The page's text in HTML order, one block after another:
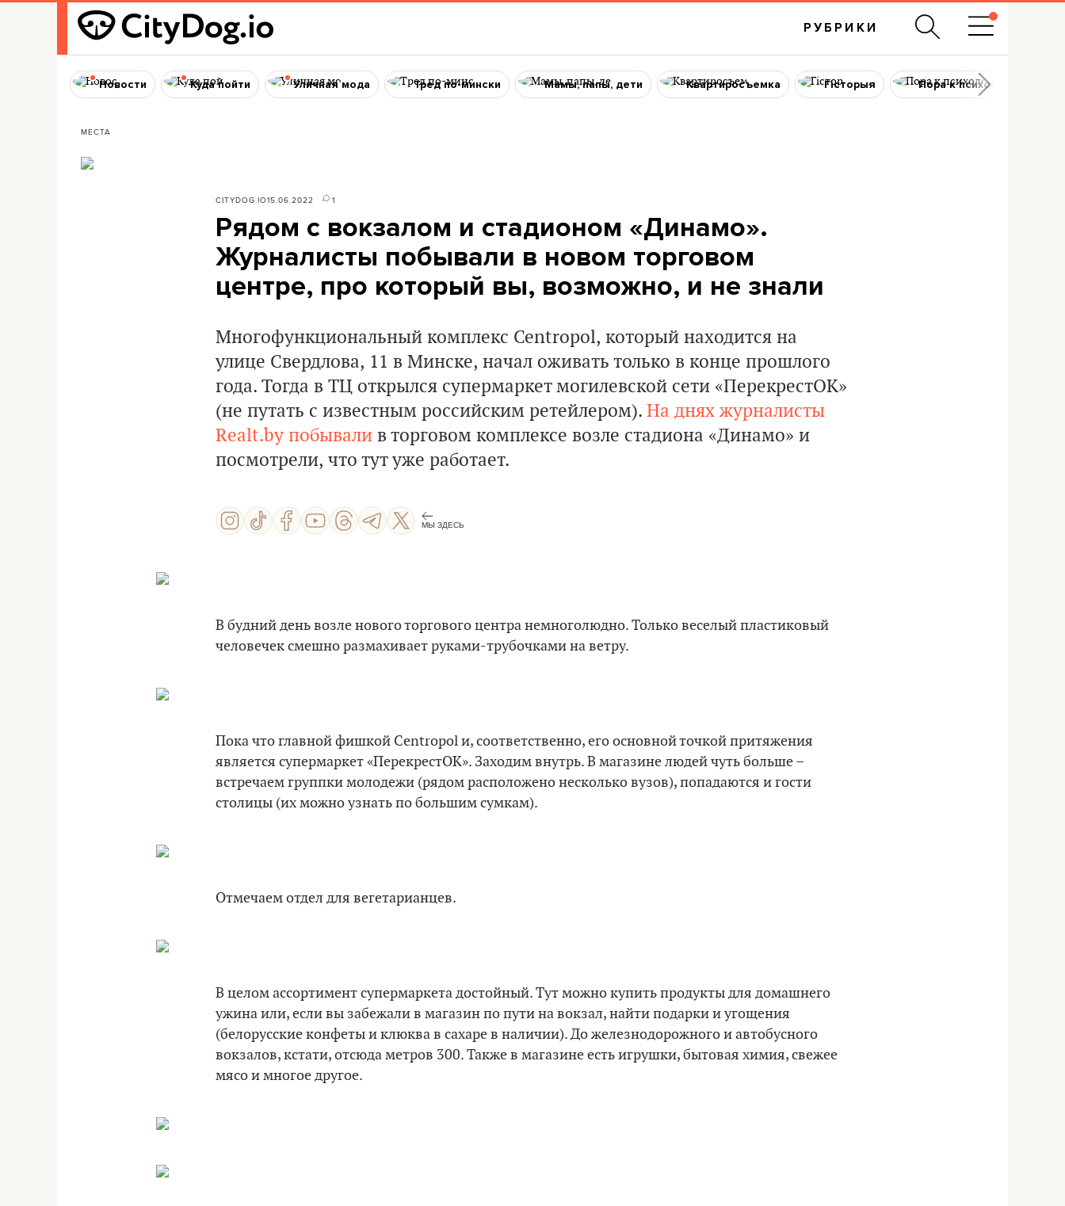
РУБРИКИ
Новости Куда пойти Уличная мода Тред по-мински Мамы, папы, дети Квартиросъемка Гісторыя Пора к психологу
МЕСТА
CITYDOG.IO15.06.2022 1
Рядом с вокзалом и стадионом «Динамо».
Журналисты побывали в новом торговом
центре, про который вы, возможно, и не знали
Многофункциональный комплекс Centropol, который находится на
улице Свердлова, 11 в Минске, начал оживать только в конце прошлого
года. Тогда в ТЦ открылся супермаркет могилевской сети «ПерекрестОК»
(не путать с известным российским ретейлером). На днях журналисты
Realt.by побывали в торговом комплексе возле стадиона «Динамо» и
посмотрели, что тут уже работает.
МЫ ЗДЕСЬ
В будний день возле нового торгового центра немноголюдно. Только веселый пластиковый
человечек смешно размахивает руками-трубочками на ветру.
Пока что главной фишкой Centropol и, соответственно, его основной точкой притяжения
является супермаркет «ПерекрестОК». Заходим внутрь. В магазине людей чуть больше –
встречаем группки молодежи (рядом расположено несколько вузов), попадаются и гости
столицы (их можно узнать по большим сумкам).
Отмечаем отдел для вегетарианцев.
В целом ассортимент супермаркета достойный. Тут можно купить продукты для домашнего
ужина или, если вы забежали в магазин по пути на вокзал, найти подарки и угощения
(белорусские конфеты и клюква в сахаре в наличии). До железнодорожного и автобусного
вокзалов, кстати, отсюда метров 300. Также в магазине есть игрушки, бытовая химия, свежее
мясо и многое другое.